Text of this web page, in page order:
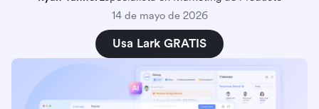
14 de mayo de 2026
Usa Lark GRATIS